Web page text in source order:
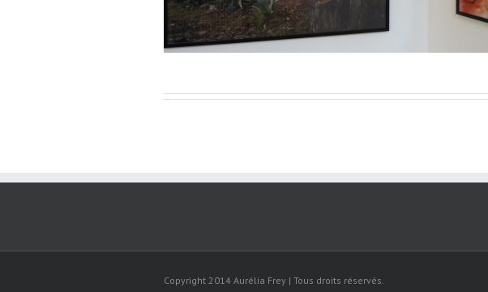
Copyright 2014 Aurélia Frey | Tous droits réservés.